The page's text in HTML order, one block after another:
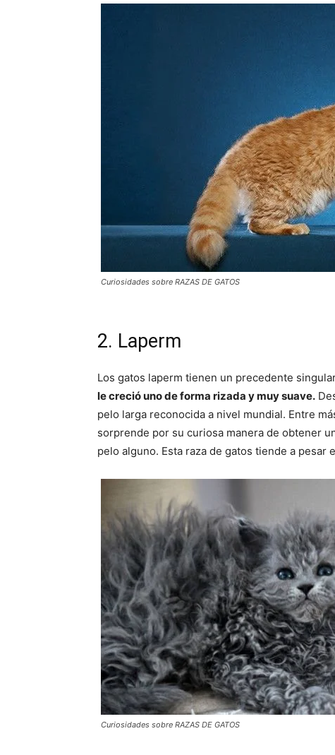
Curiosidades sobre RAZAS DE GATOS
2. Laperm
Los gatos laperm tienen un precedente
le creció uno de forma rizada y muy suave.
pelo larga reconocida a nivel mundial. Entre
sorprende por su curiosa manera de obtener
pelo alguno. Esta raza de gatos tiende a pesar
Curiosidades sobre RAZAS DE GATOS